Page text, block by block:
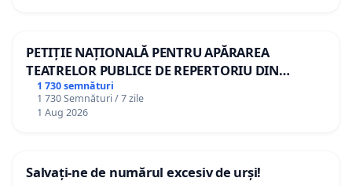
PETIȚIE NAȚIONALĂ PENTRU APĂRAREA
TEATRELOR PUBLICE DE REPERTORIU DIN
ROMÂNIA
1 730 semnături
1 730 Semnături / 7 zile
1 Aug 2026
Salvați-ne de numărul excesiv de urși!